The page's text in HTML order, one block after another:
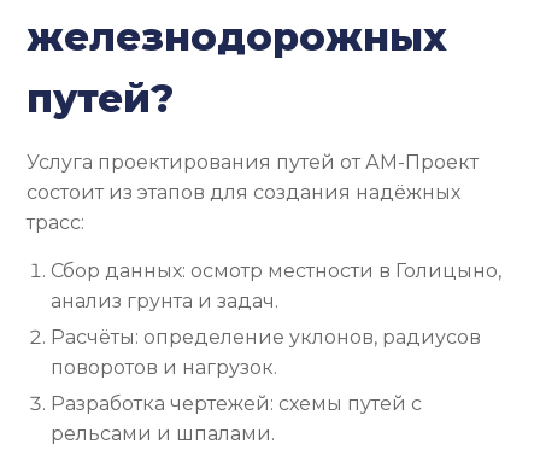
железнодорожных
путей?
Услуга проектирования путей от АМ-Проект
состоит из этапов для создания надёжных
трасс:
Сбор данных: осмотр местности в Голицыно,
анализ грунта и задач.
Расчёты: определение уклонов, радиусов
поворотов и нагрузок.
Разработка чертежей: схемы путей с
рельсами и шпалами.